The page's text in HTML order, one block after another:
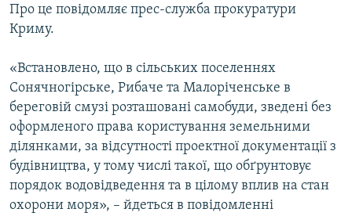
УКРАЇНСЬКА ПРОБЛЕМА КРИМУ
Qırımtatar
Усі сайти RFE/RL
Про це повідомляє прес-служба прокуратури
Криму.
«Встановлено, що в сільських поселеннях
Сонячногірське, Рибаче та Малоріченське в
береговій смузі розташовані самобуди, зведені без
оформленого права користування земельними
ділянками, за відсутності проектної документації з
будівництва, у тому числі такої, що обґрунтовує
порядок водовідведення та в цілому вплив на стан
охорони моря», – йдеться в повідомленні